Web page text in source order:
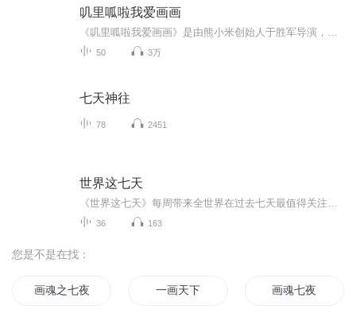
叽里呱啦我爱画画
50 3万
七天神往
78 2451
世界这七天
36 163
您是不是在找：
画魂之七夜 一画天下 画魂七夜